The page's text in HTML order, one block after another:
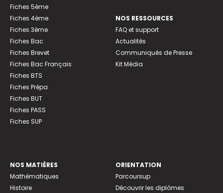
Fiches 5ème
Fiches 4ème
Fiches 3ème
Fiches Bac
Fiches Brevet
Fiches Bac Français
Fiches BTS
Fiches Prépa
Fiches BUT
Fiches PASS
Fiches SUP
NOS RESSOURCES
FAQ et support
Actualités
Communiqués de Presse
Kit Média
NOS MATIÈRES
Mathématiques
Histoire
ORIENTATION
Parcoursup
Découvrir les diplômes